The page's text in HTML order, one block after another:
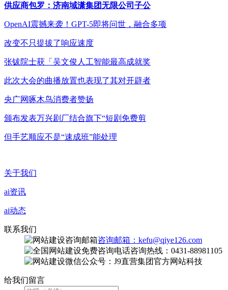
供应商包罗：济南域潇集团无限公司子公
OpenAI震撼来袭！GPT-5即将问世，融合多项
改变不只提拔了响应速度
张钹院士获「吴文俊人工智能最高成就奖
此次大会的曲播放置也表现了其对开辟者
央广网啄木鸟消费者赞扬
颁布发表万兴剧厂结合旗下“短剧免费剪
但手艺顺应不是“速成班”能处理
关于我们
ai资讯
ai动态
联系我们
咨询邮箱：kefu@qiye126.com
咨询热线：0431-88981105
微信公众号：J9直营集团官方网站科技
给我们留言